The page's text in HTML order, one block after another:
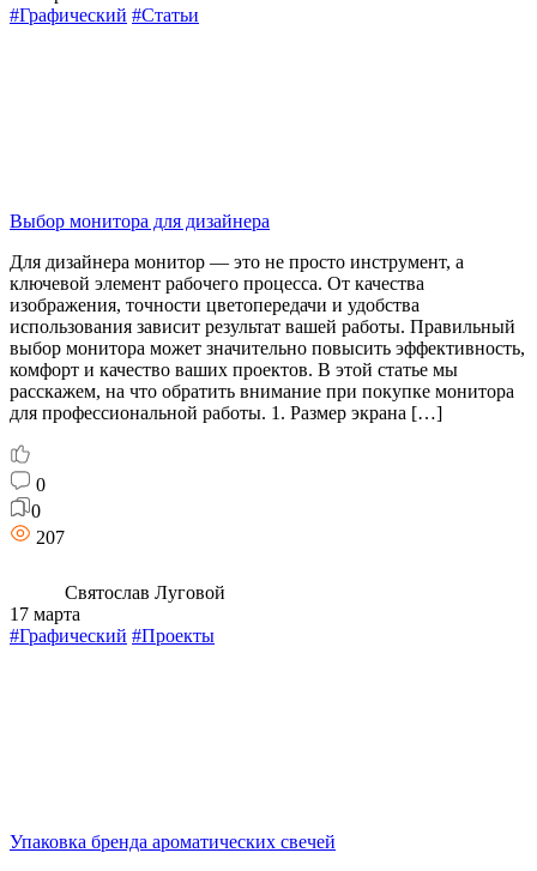
#Графический #Статьи
Выбор монитора для дизайнера
Для дизайнера монитор — это не просто инструмент, а
ключевой элемент рабочего процесса. От качества
изображения, точности цветопередачи и удобства
использования зависит результат вашей работы. Правильный
выбор монитора может значительно повысить эффективность,
комфорт и качество ваших проектов. В этой статье мы
расскажем, на что обратить внимание при покупке монитора
для профессиональной работы. 1. Размер экрана […]
0
0
207
Святослав Луговой
17 марта
#Графический #Проекты
Упаковка бренда ароматических свечей